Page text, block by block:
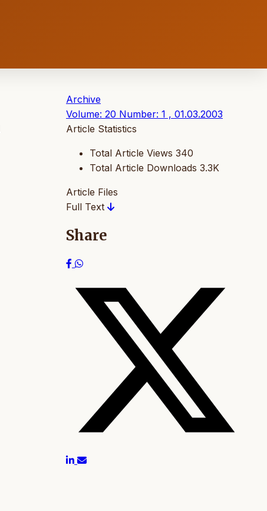
Archive
Volume: 20 Number: 1 , 01.03.2003
Article Statistics
Total Article Views 340
Total Article Downloads 3.3K
Article Files
Full Text
Share